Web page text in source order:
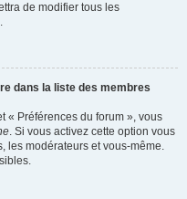
de modifier tous les
dans la liste des membres
« Préférences du forum », vous
. Si vous activez cette option vous
les modérateurs et vous-même.